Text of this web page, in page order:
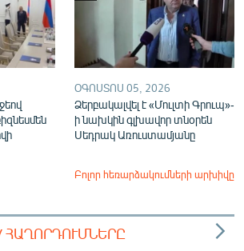
ՕԳՈՍՏՈՍ 05, 2026
Ձերբակալվել է «Մուլտի Գրուպ»-
ի նախկին գլխավոր տնօրեն
Սեդրակ Առուստամյանը
Բոլոր հեռարձակումների արխիվը
ՀԱՂՈՐԴՈՒՄՆԵՐԸ